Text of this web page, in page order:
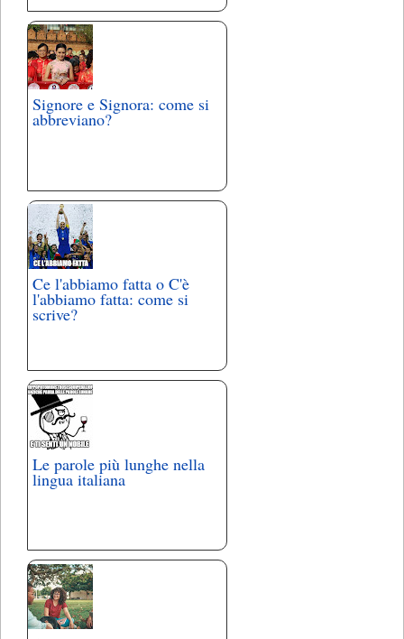
Signore e Signora: come si
abbreviano?
Ce l'abbiamo fatta o C'è
l'abbiamo fatta: come si
scrive?
Le parole più lunghe nella
lingua italiana